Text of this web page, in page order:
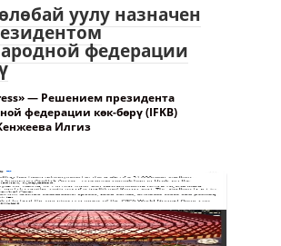
уулу назначен
федерации
— Решением президента
федерации көк-бөрү (IFKB)
Илгиз